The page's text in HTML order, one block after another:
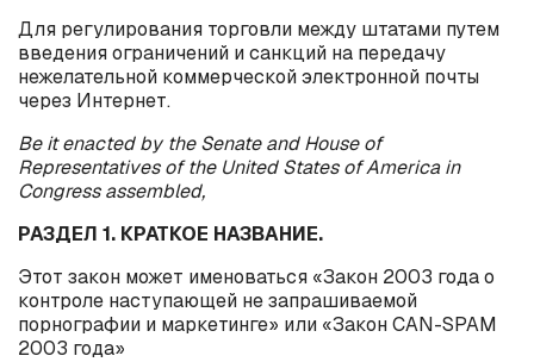
Для регулирования торговли между штатами путем
введения ограничений и санкций на передачу
нежелательной коммерческой электронной почты
через Интернет.
Be it enacted by the Senate and House of
Representatives of the United States of America in
Congress assembled,
РАЗДЕЛ 1. КРАТКОЕ НАЗВАНИЕ.
Этот закон может именоваться «Закон 2003 года о
контроле наступающей не запрашиваемой
порнографии и маркетинге» или «ЗаконCAN-SPAM
2003 года»